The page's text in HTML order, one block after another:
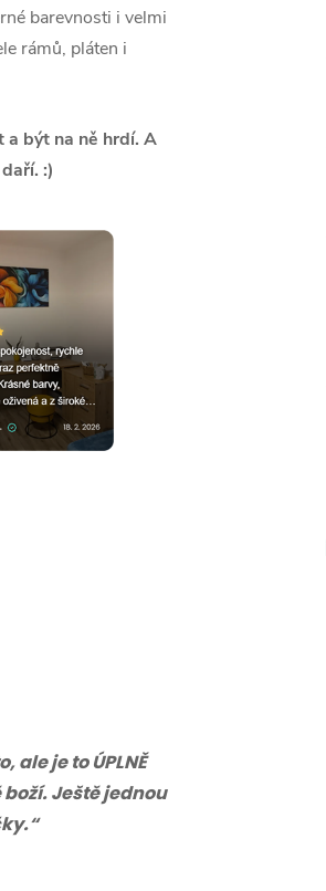
barevnosti i velmi
rámů, pláten i
a být na ně hrdí. A
:)
ale je to ÚPLNĚ
Ještě jednou